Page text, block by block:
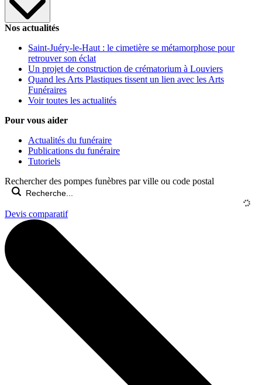
Nos actualités
Saint-Juéry-le-Haut : le cimetière se métamorphose pour
retrouver son éclat
Un projet de construction de crématorium à Louviers
Quand les Arts Plastiques tissent un lien avec les Arts
Funéraires
Voir toutes les actualités
Pour vous aider
Actualités du funéraire
Publications du funéraire
Tutoriels
Rechercher des pompes funèbres par ville ou code postal
Devis comparatif